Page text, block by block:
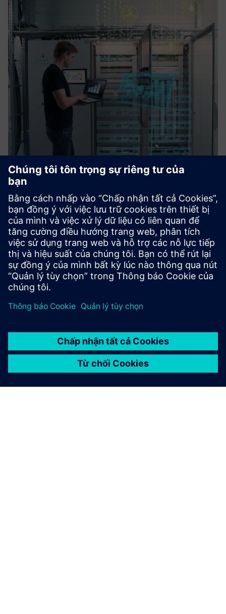
Tối ưu hóa OEE cho dây
chuyền đóng gói đồ uống
Một nhà sản xuất đồ uống đã triển khai giải pháp giám sát
OEE Industrial Edge trên dây chuyền đóng gói. Dữ liệu thời
gian thực từ PLC và máy móc cho phép hiển thị tính khả
dụng, hiệu suất và tổn thất chất lượng, giúp giảm thời gian
ngừng hoạt động và nâng cao hiệu quả sản xuất.